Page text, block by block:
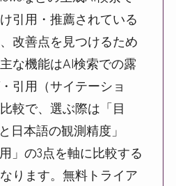
引用・推薦されている
改善点を見つけるため
な機能はAI検索での露
引用（サイテーショ
較で、選ぶ際は「目
日本語の観測精度」
」の3点を軸に比較する
ります。無料トライア